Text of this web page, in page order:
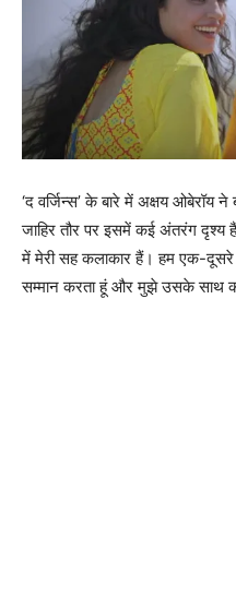
‘द वर्जिन्स’ के बारे में अक्षय ओबेरॉय ने
जाहिर तौर पर इसमें कई अंतरंग दृश्य
में मेरी सह कलाकार हैं। हम एक-
सम्मान करता हूं और मुझे उसके साथ